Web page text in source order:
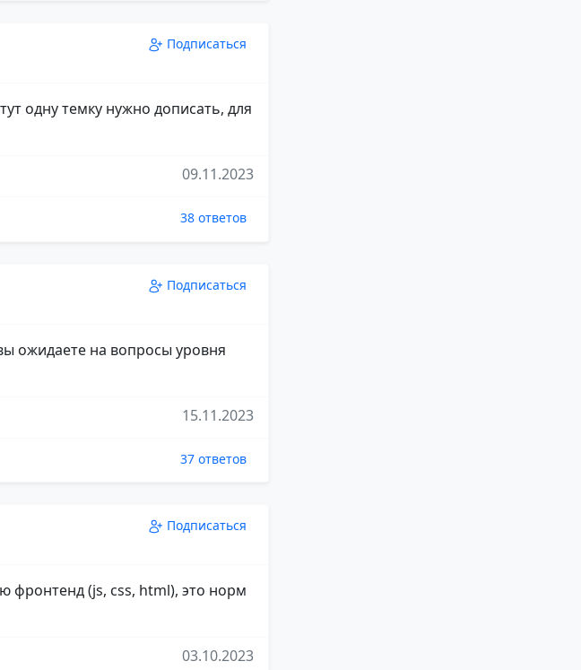
Подписаться
одну темку нужно дописать, для
09.11.2023
38 ответов
Подписаться
ожидаете на вопросы уровня
15.11.2023
37 ответов
Подписаться
фронтенд (js, css, html), это норм
03.10.2023